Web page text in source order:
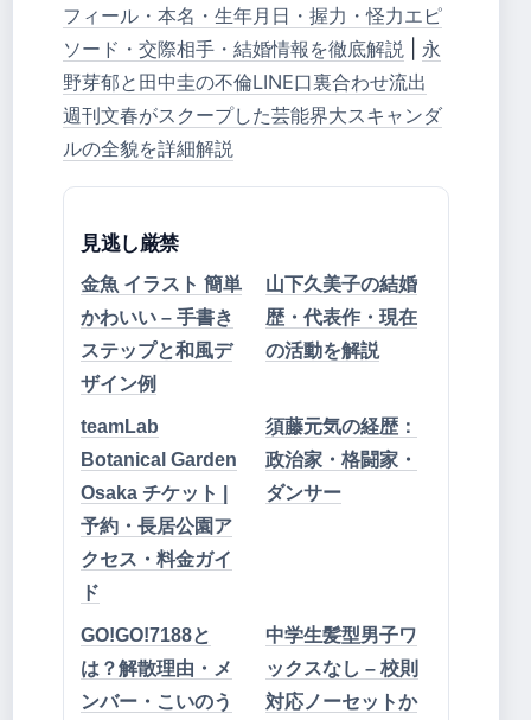
フィール・本名・生年月日・握力・怪力エピ
ソード・交際相手・結婚情報を徹底解説
永
野芽郁と田中圭の不倫LINE口裏合わせ流出
週刊文春がスクープした芸能界大スキャンダ
ルの全貌を詳細解説
見逃し厳禁
金魚 イラスト 簡単
かわいい – 手書き
ステップと和風デ
ザイン例
山下久美子の結婚
歴・代表作・現在
の活動を解説
teamLab
Botanical Garden
Osaka チケット |
予約・長居公園ア
クセス・料金ガイ
ド
須藤元気の経歴：
政治家・格闘家・
ダンサー
GO!GO!7188と
は？解散理由・メ
ンバー・こいのう
中学生髪型男子ワ
ックスなし – 校則
対応ノーセットか